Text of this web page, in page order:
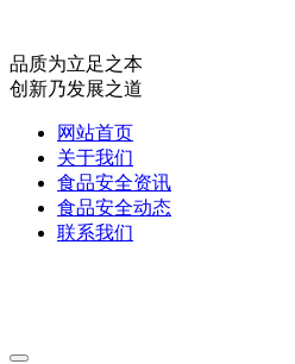
品质为立足之本
创新乃发展之道
网站首页
关于我们
食品安全资讯
食品安全动态
联系我们